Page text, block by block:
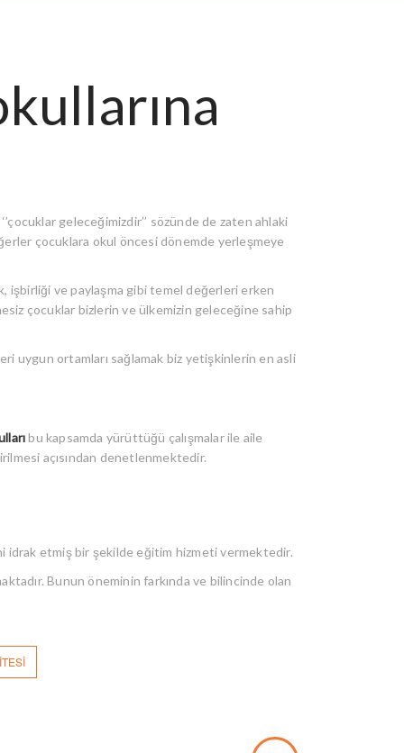
geleceğimizdir’’ sözünde de zaten ahlaki
çocuklara okul öncesi dönemde yerleşmeye
işbirliği ve paylaşma gibi temel değerleri erken
çocuklar bizlerin ve ülkemizin geleceğine sahip
uygun ortamları sağlamak biz yetişkinlerin en asli
bu kapsamda yürüttüğü çalışmalar ile aile
açısından denetlenmektedir.
idrak etmiş bir şekilde eğitim hizmeti vermektedir.
Bunun öneminin farkında ve bilincinde olan